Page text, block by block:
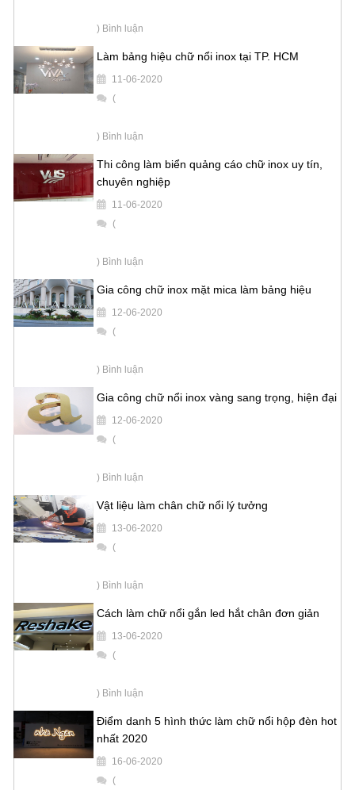
) Bình luận
Làm bảng hiệu chữ nổi inox tại TP. HCM
11-06-2020
(
) Bình luận
Thi công làm biển quảng cáo chữ inox uy tín,
chuyên nghiệp
11-06-2020
(
) Bình luận
Gia công chữ inox mặt mica làm bảng hiệu
12-06-2020
(
) Bình luận
Gia công chữ nổi inox vàng sang trọng, hiện đại
12-06-2020
(
) Bình luận
Vật liệu làm chân chữ nổi lý tưởng
13-06-2020
(
) Bình luận
Cách làm chữ nổi gắn led hắt chân đơn giản
13-06-2020
(
) Bình luận
Điểm danh 5 hình thức làm chữ nổi hộp đèn hot
nhất 2020
16-06-2020
(